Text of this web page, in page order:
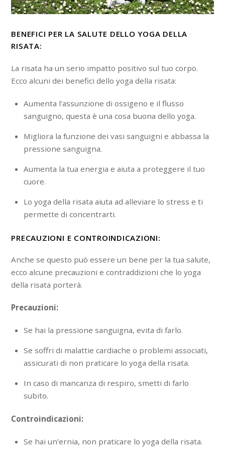
BENEFICI PER LA SALUTE DELLO YOGA DELLA
RISATA:
La risata ha un serio impatto positivo sul tuo corpo.
Ecco alcuni dei benefici dello yoga della risata:
Aumenta l’assunzione di ossigeno e il flusso
sanguigno, questa è una cosa buona dello yoga.
Migliora la funzione dei vasi sanguigni e abbassa la
pressione sanguigna.
Aumenta la tua energia e aiuta a proteggere il tuo
cuore.
Lo yoga della risata aiuta ad alleviare lo stress e ti
permette di concentrarti.
PRECAUZIONI E CONTROINDICAZIONI:
Anche se questo può essere un bene per la tua salute,
ecco alcune precauzioni e contraddizioni che lo yoga
della risata porterà.
Precauzioni:
Se hai la pressione sanguigna, evita di farlo.
Se soffri di malattie cardiache o problemi associati,
assicurati di non praticare lo yoga della risata.
In caso di mancanza di respiro, smetti di farlo
subito.
Controindicazioni:
Se hai un’ernia, non praticare lo yoga della risata.